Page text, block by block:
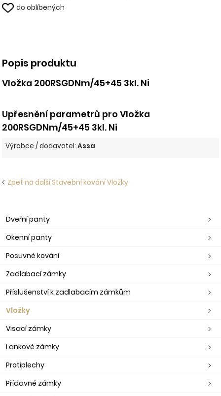
do oblíbených
Popis produktu
Vložka 200RSGDNm/45+45 3kl. Ni
Upřesnění parametrů pro Vložka
200RSGDNm/45+45 3kl. Ni
Výrobce / dodavatel:Assa
Zpět na další Stavební kování Vložky
Dveřní panty
Okenní panty
Posuvné kování
Zadlabací zámky
Příslušenství k zadlabacím zámkům
Vložky
Visací zámky
Lankové zámky
Protiplechy
Přídavné zámky